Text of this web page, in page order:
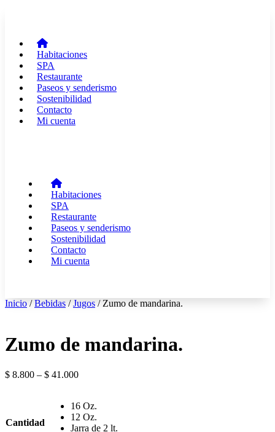
Habitaciones
SPA
Restaurante
Paseos y senderismo
Sostenibilidad
Contacto
Mi cuenta
Habitaciones
SPA
Restaurante
Paseos y senderismo
Sostenibilidad
Contacto
Mi cuenta
Inicio /Bebidas /Jugos / Zumo de mandarina.
Zumo de mandarina.
$ 8.800 – $ 41.000
Cantidad
16 Oz.
12 Oz.
Jarra de 2 lt.